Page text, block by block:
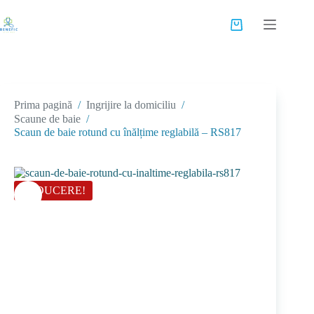
la
conținut
Coș
Prima pagină / Ingrijire la domiciliu /
Scaune de baie /
Scaun de baie rotund cu înălțime reglabilă – RS817
REDUCERE!